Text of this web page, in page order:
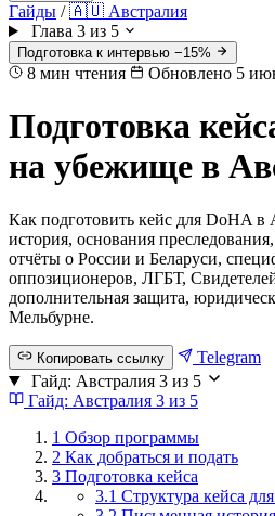
Гайды / 🇦🇺 Австралия
Глава 3 из 5
Подготовка к интервью −15%
8 мин чтения Обновлено 5
Подготовка
на убежище в
Как подготовить кейс для DoHA в
история, основания
отчёты о России и Беларуси,
оппозиционеров, ЛГБТ,
дополнительная защита,
Мельбурне.
Копировать ссылку
Telegram
Гайд: Австралия 3 из 5
Гайд: Австралия 3 из 5
1 Обзор программы
2 Как добраться и подать
3 Подготовка кейса
3.1 Структура кейса